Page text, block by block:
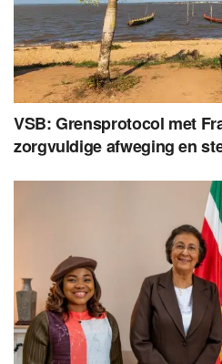
VSB: Grensprotocol met
zorgvuldige afweging en